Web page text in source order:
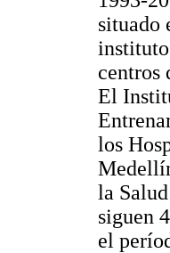
situado
centros
El
los
la
siguen
el